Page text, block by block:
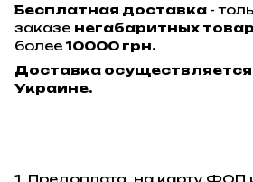
Бесплатная доставка -
заказе негабаритных
более 10000 грн.
Доставка осуществляется
Украине.
1. Предоплата на карту ФОП